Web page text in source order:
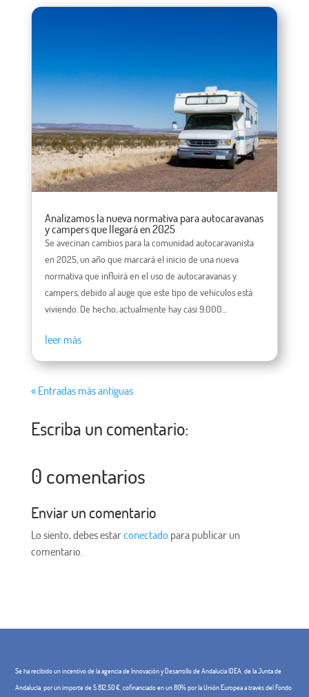
Analizamos la nueva normativa para autocaravanas
y campers que llegará en 2025
Se avecinan cambios para la comunidad autocaravanista
en 2025, un año que marcará el inicio de una nueva
normativa que influirá en el uso de autocaravanas y
campers, debido al auge que este tipo de vehículos está
viviendo. De hecho, actualmente hay casi 9.000...
leer más
« Entradas más antiguas
Escriba un comentario:
0 comentarios
Enviar un comentario
Lo siento, debes estarconectado para publicar un
comentario.
Se ha recibido un incentivo de la agencia de Innovación y Desarrollo de Andalucía IDEA, de la Junta de
Andalucía, por un importe de 5.812,50 €, cofinanciado en un 80% por la Unión Europea a través del Fondo